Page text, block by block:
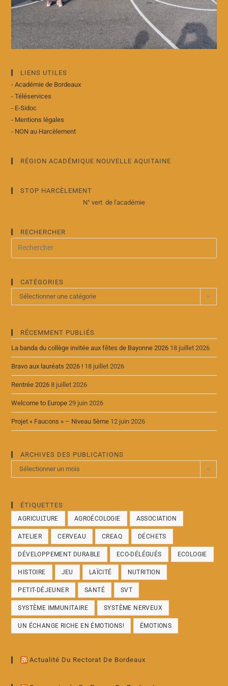
LIENS UTILES
- Académie de Bordeaux
- Téléservices
- E-Sidoc
- Mentions légales
- NON au Harcèlement
RÉGION ACADÉMIQUE NOUVELLE AQUITAINE
STOP HARCÈLEMENT
N° vert de l'académie
RECHERCHER
CATÉGORIES
Sélectionner une catégorie
RÉCEMMENT PUBLIÉS
La banda du collège invitée aux fêtes de Bayonne 2026 18 juillet 2026
Bravo aux lauréats 2026 ! 18 juillet 2026
Rentrée 2026 8 juillet 2026
Welcome to Europe 29 juin 2026
Projet « Faucons » – Niveau 5ème 12 juin 2026
ARCHIVES DES PUBLICATIONS
Sélectionner un mois
ÉTIQUETTES
AGRICULTURE AGROÉCOLOGIE ASSOCIATION
ATELIER CERVEAU CREAQ DÉCHETS
DÉVELOPPEMENT DURABLE ECO-DÉLÉGUÉS ECOLOGIE
HISTOIRE JEU LAÏCITÉ NUTRITION
PETIT-DÉJEUNER SANTÉ SVT
SYSTÈME IMMUNITAIRE SYSTÈME NERVEUX
UN ÉCHANGE RICHE EN ÉMOTIONS! ÉMOTIONS
Actualité Du Rectorat De Bordeaux